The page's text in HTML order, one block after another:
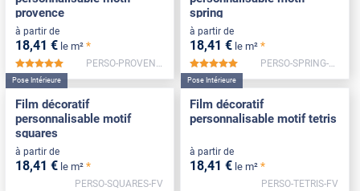
provence
à partir de
18,41 € le m² *
*****
PERSO-PROVENCE-FV
spring
à partir de
18,41 € le m² *
*****
PERSO-SPRING-FV
Pose Intérieure
Film décoratif
personnalisable motif
squares
à partir de
18,41 € le m² *
PERSO-SQUARES-FV
Pose Intérieure
Film décoratif
personnalisable motif tetris
à partir de
18,41 € le m² *
PERSO-TETRIS-FV